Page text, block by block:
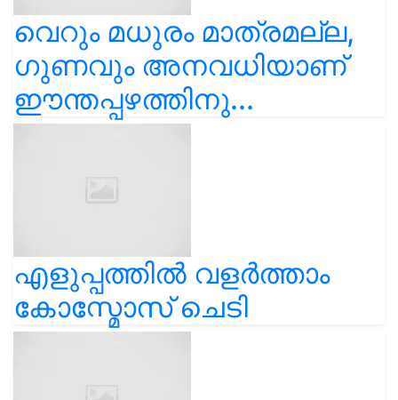
വെറും മധുരം മാത്രമല്ല,
ഗുണവും അനവധിയാണ്
ഈന്തപ്പഴത്തിനു...
എളുപ്പത്തിൽ വളർത്താം
കോസ്മോസ് ചെടി